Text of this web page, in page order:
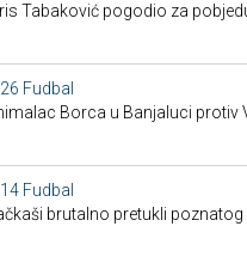
Tabaković pogodio za
Fudbal
Borca u Banjaluci protiv
Fudbal
brutalno pretukli